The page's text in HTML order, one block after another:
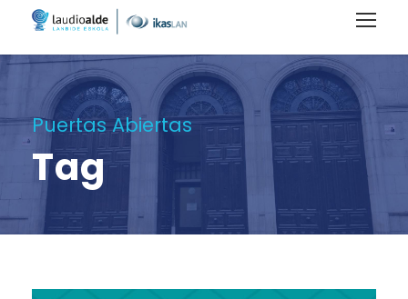
Puertas Abiertas
Tag